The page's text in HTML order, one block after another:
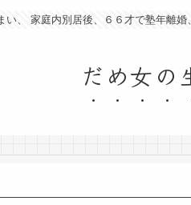
い、 家庭内別居後、６６才で塾年離
だめ女の